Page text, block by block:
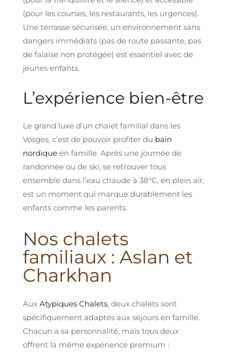
(pour les courses, les restaurants, les urgences).
Une terrasse sécurisée, un environnement sans
dangers immédiats (pas de route passante, pas
de falaise non protégée) est essentiel avec de
jeunes enfants.
L’expérience bien-être
Le grand luxe d’un chalet familial dans les
Vosges, c’est de pouvoir profiter du bain
nordique en famille. Après une journée de
randonnée ou de ski, se retrouver tous
ensemble dans l’eau chaude à 38°C, en plein air,
est un moment qui marque durablement les
enfants comme les parents.
Nos chalets
familiaux : Aslan et
Charkhan
Aux Atypiques Chalets, deux chalets sont
spécifiquement adaptés aux séjours en famille.
Chacun a sa personnalité, mais tous deux
offrent la même expérience premium :